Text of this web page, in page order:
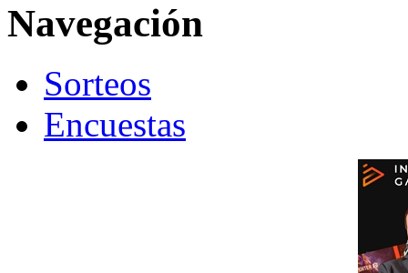
Navegación
Sorteos
Encuestas